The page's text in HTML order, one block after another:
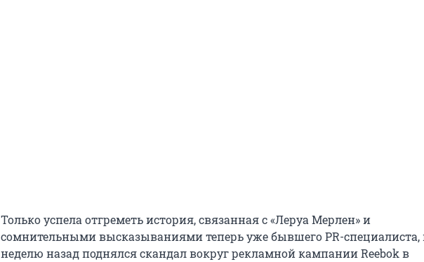
Только успела отгреметь история, связанная с «Леруа Мерлен» и
сомнительными высказываниями теперь уже бывшего PR-специалиста,
неделю назад поднялся скандал вокруг рекламной кампании Reebok в